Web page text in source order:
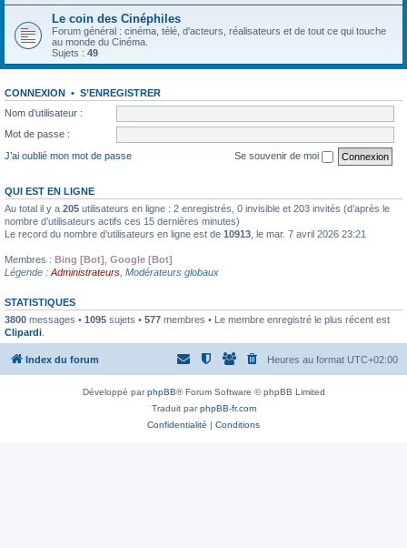
Le coin des Cinéphiles
Forum général : cinéma, télé, d'acteurs, réalisateurs et de tout ce qui touche
au monde du Cinéma.
Sujets : 49
CONNEXION • S’ENREGISTRER
Nom d’utilisateur :
Mot de passe :
J’ai oublié mon mot de passe
Se souvenir de moi
QUI EST EN LIGNE
Au total il y a 205 utilisateurs en ligne : 2 enregistrés, 0 invisible et 203 invités (d’après le
nombre d’utilisateurs actifs ces 15 dernières minutes)
Le record du nombre d’utilisateurs en ligne est de 10913 , le mar. 7 avril 2026 23:21
Membres : Bing [Bot] Google [Bot]
Légende : Administrateurs Modérateurs globaux
STATISTIQUES
3800 messages • 1095 sujets • 577 membres • Le membre enregistré le plus récent est
Clipardi
Index du forum Heures au format UTC+02:00
Développé parphpBB® Forum Software © phpBB Limited
Traduit parphpBB-fr.com
Confidentialité | Conditions